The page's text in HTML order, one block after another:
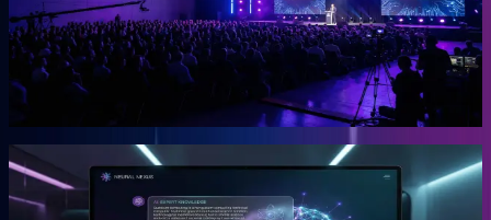
Die OGcon bringt die besten Köpfe zu KI und Marketing auf eine
Bühne. 15.000 Anmeldungen 2024, Gary Vaynerchuk als Gast in
den Jahren 2023 und 2024. Live kostenlos, Aufzeichnungen als
VIP-Ticket.
Gründer
Snipbird